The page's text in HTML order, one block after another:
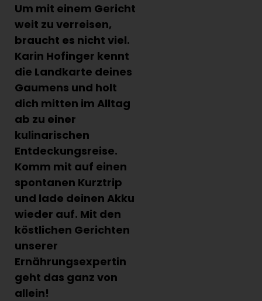
Um mit einem Gericht
weit zu verreisen,
braucht es nicht viel.
Karin Hofinger kennt
die Landkarte deines
Gaumens und holt
dich mitten im Alltag
ab zu einer
kulinarischen
Entdeckungsreise.
Komm mit auf einen
spontanen Kurztrip
und lade deinen Akku
wieder auf. Mit den
köstlichen Gerichten
unserer
Ernährungsexpertin
geht das ganz von
allein!